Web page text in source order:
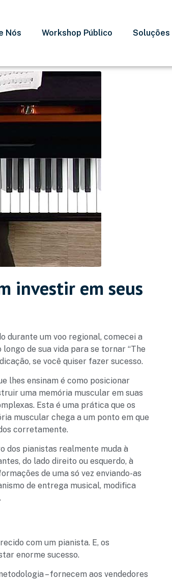
Nós Workshop Público Soluções
investir em seus
durante um voo regional, comecei a
de sua vida para se tornar “The
se você quiser fazer sucesso.
lhes ensinam é como posicionar
uma memória muscular em suas
Esta é uma prática que os
muscular chega a um ponto em que
corretamente.
dos pianistas realmente muda à
do lado direito ou esquerdo, à
de uma só vez enviando-as
de entrega musical, modifica
com um pianista. E, os
enorme sucesso.
– fornecem aos vendedores